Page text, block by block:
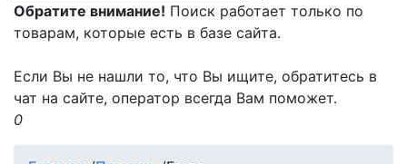
Обратите внимание! Поиск работает только по
товарам, которые есть в базе сайта.
Если Вы не нашли то, что Вы ищите, обратитесь в
чат на сайте, оператор всегда Вам поможет.
0